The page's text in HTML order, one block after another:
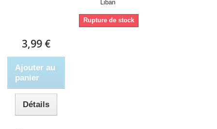
Liban
Rupture de stock
3,99 €
Ajouter au
panier
Détails